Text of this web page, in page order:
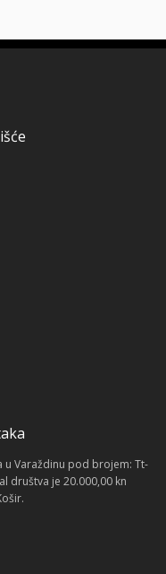
u Varaždinu pod brojem: Tt-
društva je 20.000,00 kn